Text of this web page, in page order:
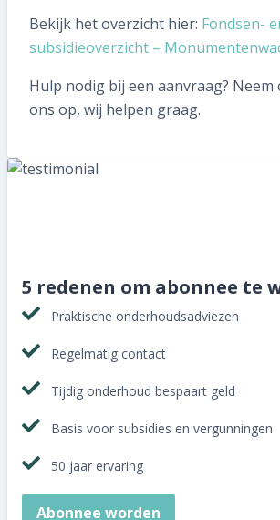
Bekijk het overzicht hier: Fondsen-
subsidieoverzicht –
Hulp nodig bij een aanvraag? Neem
ons op, wij helpen graag.
5 redenen om abonnee te
Praktische onderhoudsadviezen
Regelmatig contact
Tijdig onderhoud bespaart geld
Basis voor subsidies en vergunningen
50 jaar ervaring
Abonnee worden
Volgende inspectie
Aan- of verkoopinspectie
Mijn gegevens wijzigen
Aanmelden nieuwsbrief
Abonnee worden